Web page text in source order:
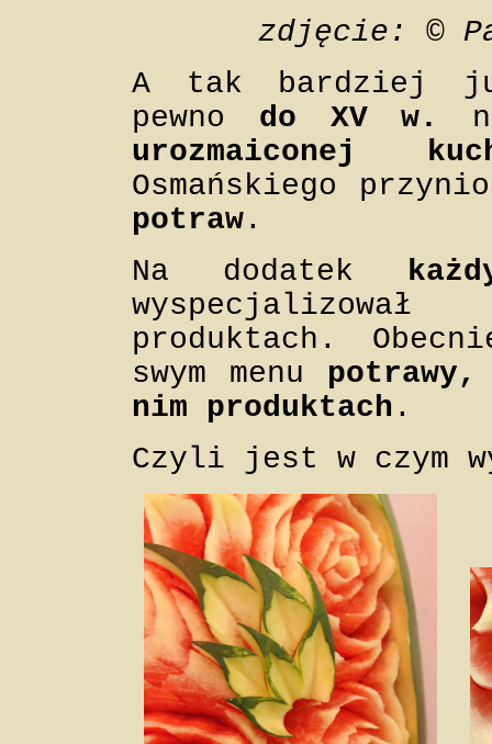
zdjęcie: ©
A tak bardziej
pewno do XV w.
urozmaiconej
Osmańskiego
potraw.
Na dodatek
produktach.
swym menu potrawy,
nim produktach .
Czyli jest w czym